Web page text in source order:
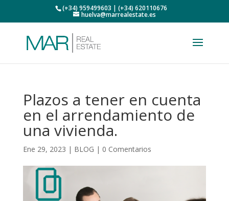
(+34) 959499603 | (+34) 620110676
huelva@marrealestate.es
Plazos a tener en cuenta
en el arrendamiento de
una vivienda.
Ene 29, 2023 | BLOG | 0 Comentarios